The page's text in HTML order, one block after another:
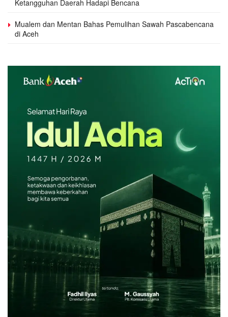
Ketangguhan Daerah Hadapi Bencana
Mualem dan Mentan Bahas Pemulihan Sawah Pascabencana
di Aceh